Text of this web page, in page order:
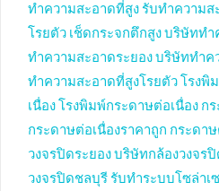
ทำความสะอาดที่สูง รับทำความส
โรยตัว เช็ดกระจกตึกสูงบริษัททำ
ทำความสะอาดระยองบริษัททำค
ทำความสะอาดที่สูงโรยตัว โรงพิ
เนื่อง โรงพิมพ์กระดาษต่อเนื่อง ก
กระดาษต่อเนื่องราคาถูก กระดา
วงจรปิดระยองบริษัทกล้องวงจรปิ
วงจรปิดชลบุรี รับทำระบบโซล่าเ